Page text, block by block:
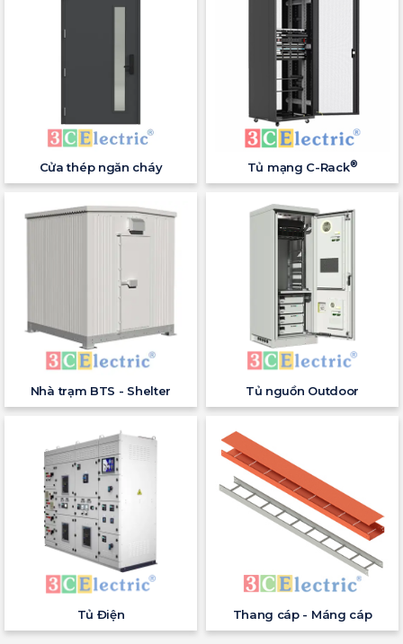
Cửa thép ngăn cháy Tủ mạng C-Rack®
Nhà trạm BTS - Shelter Tủ nguồn Outdoor
Tủ Điện Thang cáp - Máng cáp